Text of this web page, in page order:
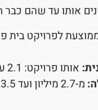
אותו עד שהם כבר
אותו פרויקט: 2.1 עד 2.9 מיליון שקל. תוספת של 15-30 אחוז על תפעול.